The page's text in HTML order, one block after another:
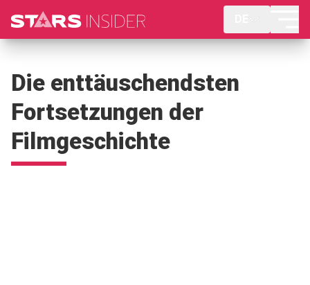
Die enttäuschendsten
Fortsetzungen der
Filmgeschichte